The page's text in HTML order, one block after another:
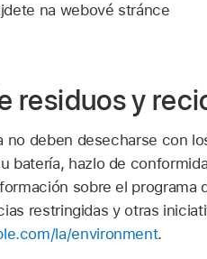
na webové stránce
residuos y
no deben desecharse con
batería, hazlo de
sobre el programa
restringidas y otras
la/environment.